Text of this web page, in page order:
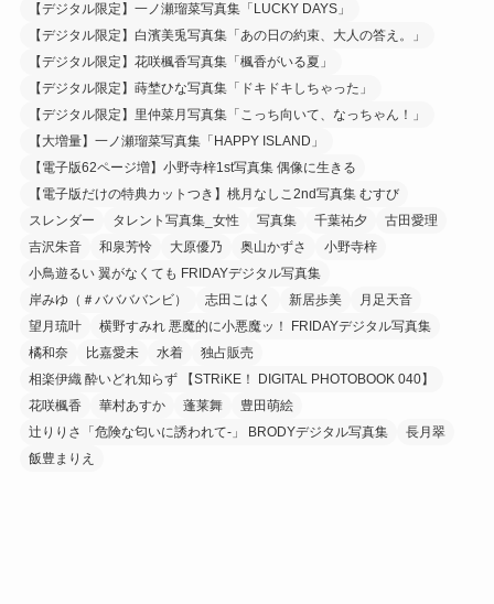
【デジタル限定】一ノ瀬瑠菜写真集「LUCKY DAYS」
【デジタル限定】白濱美兎写真集「あの日の約束、大人の答え。」
【デジタル限定】花咲楓香写真集「楓香がいる夏」
【デジタル限定】蒔埜ひな写真集「ドキドキしちゃった」
【デジタル限定】里仲菜月写真集「こっち向いて、なっちゃん！」
【大増量】一ノ瀬瑠菜写真集「HAPPY ISLAND」
【電子版62ページ増】小野寺梓1st写真集 偶像に生きる
【電子版だけの特典カットつき】桃月なしこ2nd写真集 むすび
スレンダー
タレント写真集_女性 写真集 千葉祐夕
古田愛理
吉沢朱音
和泉芳怜 大原優乃 奥山かずさ
小野寺梓
小鳥遊るい 翼がなくても FRIDAYデジタル写真集
岸みゆ（＃ババババンビ）
志田こはく 新居歩美
月足天音
望月琉叶
横野すみれ 悪魔的に小悪魔ッ！ FRIDAYデジタル写真集
橘和奈
比嘉愛未 水着
独占販売
相楽伊織 酔いどれ知らず 【STRiKE！ DIGITAL PHOTOBOOK 040】
花咲楓香
華村あすか 蓬莱舞
豊田萌絵
辻りりさ「危険な匂いに誘われて-」 BRODYデジタル写真集
長月翠
飯豊まりえ